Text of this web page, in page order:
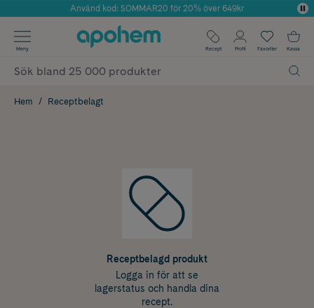
Årets Butik 2025 inom Skönhet
Använd kod: SOMMAR20 för 20% över 649kr
✓ Fri frakt
✓ Poäng på alla köp*
Meny Recept Profil Favoriter Kassa
Hem Receptbelagt
Receptbelagd produkt
Logga in för att se
lagerstatus och handla dina
recept.